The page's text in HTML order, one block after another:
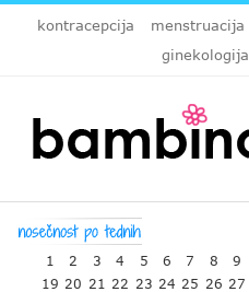
kontracepcija menstruacija
ginekologija
1 2 3 4 5 6 7 8 9
19 20 21 22 23 24 25 26 27